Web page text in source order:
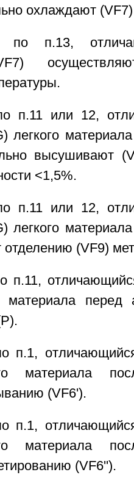
охлаждают
по п.13,
п.11 или 12,
легкого
высушивают
<1,5%.
п.11 или 12,
легкого
отделению (VF9)
п.11,
материала перед
п.1,
материала
(VF6').
п.1,
материала
(VF6'').